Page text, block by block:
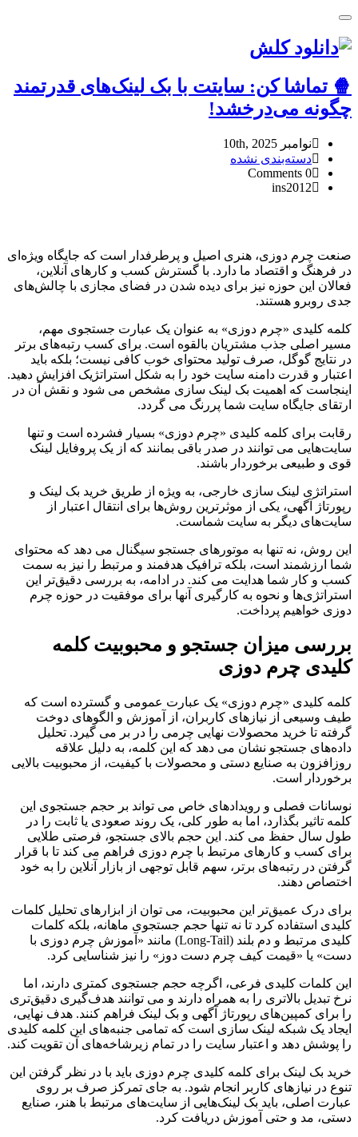
Toggle
navigation
🍿 تماشا کن: سایتت با بک لینک‌های قدرتمند
چگونه می‌درخشد!
نوامبر 10th, 2025
دسته‌بندی نشده
0 Comments
ins2012
سایتت
با
بک
لینک‌های
چگونه
می‌درخشد!Reviewed
by
Ins2012
on
Nov
صنعت چرم دوزی، هنری اصیل و پرطرفدار است که جایگاه ویژه‌ای
در فرهنگ و اقتصاد ما دارد. با گسترش کسب و کارهای آنلاین،
فعالان این حوزه نیز برای دیده شدن در فضای مجازی با چالش‌های
جدی روبرو هستند.
کلمه کلیدی «چرم دوزی» به عنوان یک عبارت جستجوی مهم،
مسیر اصلی جذب مشتریان بالقوه است. برای کسب رتبه‌های برتر
در نتایج گوگل، صرف تولید محتوای خوب کافی نیست؛ بلکه باید
اعتبار و قدرت دامنه سایت خود را به شکل استراتژیک افزایش دهید.
اینجاست که اهمیت بک لینک سازی مشخص می شود و نقش آن در
ارتقای جایگاه سایت شما پررنگ می گردد.
رقابت برای کلمه کلیدی «چرم دوزی» بسیار فشرده است و تنها
سایت‌هایی می توانند در صدر باقی بمانند که از یک پروفایل لینک
قوی و طبیعی برخوردار باشند.
استراتژی لینک سازی خارجی، به ویژه از طریق خرید بک لینک و
رپورتاژ آگهی، یکی از موثرترین روش‌ها برای انتقال اعتبار از
سایت‌های دیگر به سایت شماست.
این روش، نه تنها به موتورهای جستجو سیگنال می دهد که محتوای
شما ارزشمند است، بلکه ترافیک هدفمند و مرتبط را نیز به سمت
کسب و کار شما هدایت می کند. در ادامه، به بررسی دقیق‌تر این
استراتژی‌ها و نحوه به کارگیری آنها برای موفقیت در حوزه چرم
دوزی خواهیم پرداخت.
بررسی میزان جستجو و محبوبیت کلمه
کلیدی چرم دوزی
کلمه کلیدی «چرم دوزی» یک عبارت عمومی و گسترده است که
طیف وسیعی از نیازهای کاربران، از آموزش و الگوهای دوخت
گرفته تا خرید محصولات نهایی چرمی را در بر می گیرد. تحلیل
داده‌های جستجو نشان می دهد که این کلمه، به دلیل علاقه
روزافزون به صنایع دستی و محصولات با کیفیت، از محبوبیت بالایی
برخوردار است.
نوسانات فصلی و رویدادهای خاص می تواند بر حجم جستجوی این
کلمه تاثیر بگذارد، اما به طور کلی، یک روند صعودی یا ثابت را در
طول سال حفظ می کند. این حجم بالای جستجو، فرصتی طلایی
برای کسب و کارهای مرتبط با چرم دوزی فراهم می کند تا با قرار
گرفتن در رتبه‌های برتر، سهم قابل توجهی از بازار آنلاین را به خود
اختصاص دهند.
برای درک عمیق‌تر این محبوبیت، می توان از ابزارهای تحلیل کلمات
کلیدی استفاده کرد تا نه تنها حجم جستجوی ماهانه، بلکه کلمات
کلیدی مرتبط و دم بلند (Long-Tail) مانند «آموزش چرم دوزی با
دست» یا «قیمت کیف چرم دست دوز» را نیز شناسایی کرد.
این کلمات کلیدی فرعی، اگرچه حجم جستجوی کمتری دارند، اما
نرخ تبدیل بالاتری را به همراه دارند و می توانند هدف‌گیری دقیق‌تری
را برای کمپین‌های رپورتاژ آگهی و بک لینک فراهم کنند. هدف نهایی،
ایجاد یک شبکه لینک سازی است که تمامی جنبه‌های این کلمه کلیدی
را پوشش دهد و اعتبار سایت را در تمام زیرشاخه‌های آن تقویت کند.
خرید بک لینک برای کلمه کلیدی چرم دوزی باید با در نظر گرفتن این
تنوع در نیازهای کاربر انجام شود. به جای تمرکز صرف بر روی
عبارت اصلی، باید بک لینک‌هایی از سایت‌های مرتبط با هنر، صنایع
دستی، مد و حتی آموزش دریافت کرد.